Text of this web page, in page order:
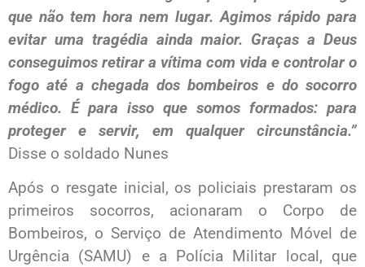
que não tem hora nem lugar. Agimos rápido para
evitar uma tragédia ainda maior. Graças a Deus
conseguimos retirar a vítima com vida e controlar o
fogo até a chegada dos bombeiros e do socorro
médico. É para isso que somos formados: para
proteger e servir, em qualquer circunstância.”
Disse o soldado Nunes
Após o resgate inicial, os policiais prestaram os
primeiros socorros, acionaram o Corpo de
Bombeiros, o Serviço de Atendimento Móvel de
Urgência (SAMU) e a Polícia Militar local, que